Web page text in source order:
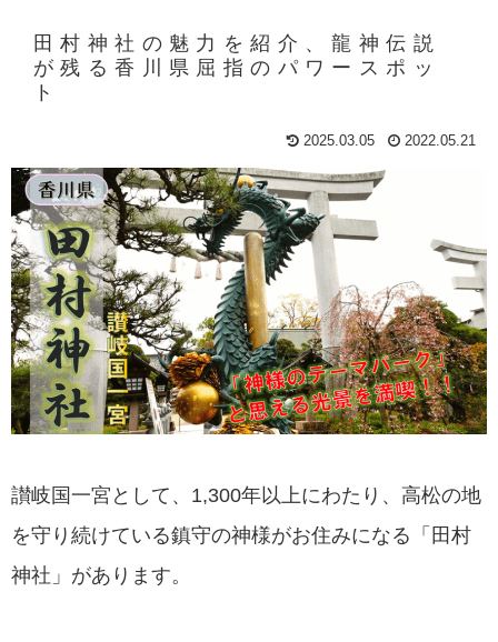
田村神社の魅力を紹介、龍神伝説
が残る香川県屈指のパワースポッ
ト
2025.03.05 2022.05.21
讃岐国一宮として、1,300年以上にわたり、高松の地
を守り続けている鎮守の神様がお住みになる「田村
神社」があります。